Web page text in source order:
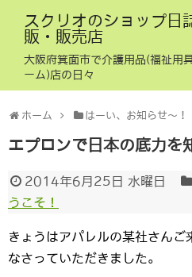
スクリオのショップ
販・販売店
大阪府箕面市で介護用品(福祉用
ーム)店の日々
ホーム はーい、お知らせ〜！
エプロンで日本の底力を
2014年6月25日 水曜日
うこそ！
きょうはアパレルの某社さんご
なさっていただきました。